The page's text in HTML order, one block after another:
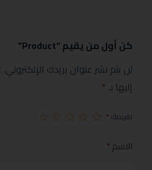
كن أول من يقيم “Product”
لن يتم نشر عنوان بريدك الإلكتروني.
إليها بـ*
تقييمك *
الاسم*